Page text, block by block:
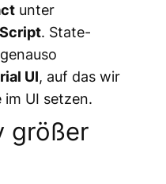
unter
. State-
UI, auf das wir
im UI setzen.
größer